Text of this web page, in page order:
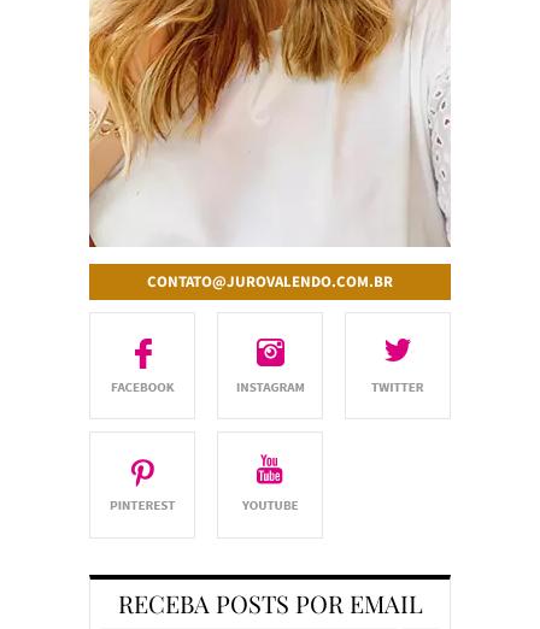
CONTATO@JUROVALENDO.COM.BR
RECEBA POSTS POR EMAIL